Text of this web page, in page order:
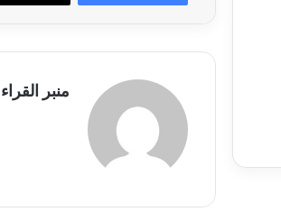
منبر القراء